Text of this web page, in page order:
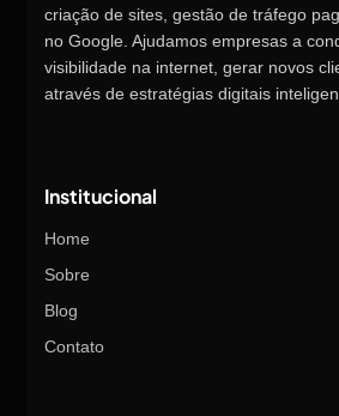
criação de sites, gestão de tráfego
no Google. Ajudamos empresas a
visibilidade na internet, gerar novos
através de estratégias digitais
Institucional
Home
Sobre
Blog
Contato